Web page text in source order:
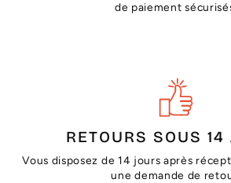
de paiement
RETOURS SOUS 14
Vous disposez de 14 jours après
une demande de